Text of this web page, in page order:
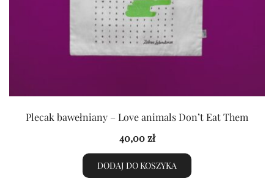
Plecak bawełniany – Love animals Don’t Eat Them
40,00zł
DODAJ DO KOSZYKA